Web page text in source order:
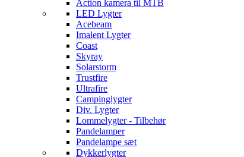
Action kamera til MTB
LED Lygter
Acebeam
Imalent Lygter
Coast
Skyray
Solarstorm
Trustfire
Ultrafire
Campinglygter
Div. Lygter
Lommelygter - Tilbehør
Pandelamper
Pandelampe sæt
Dykkerlygter